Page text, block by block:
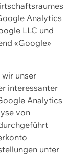
Analytics
LLC und
«Google»
unser
interessanter
Analytics
von
unter